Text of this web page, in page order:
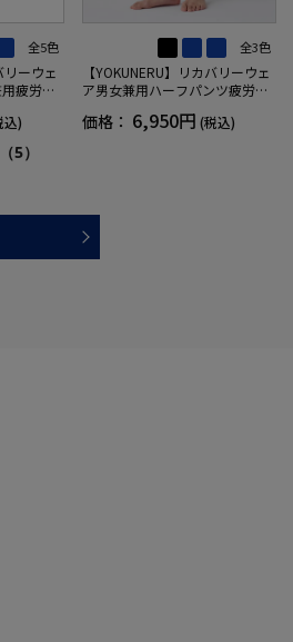
全5色
リーウェ
疲労回
～LLサ
込)
（5）
全3色
【YOKUNERU】リカバリーウェ
ア男女兼用ハーフパンツ疲労回
IX(R)【一般医療機器】SS～LLサ
価格： 6,950円 (税込)